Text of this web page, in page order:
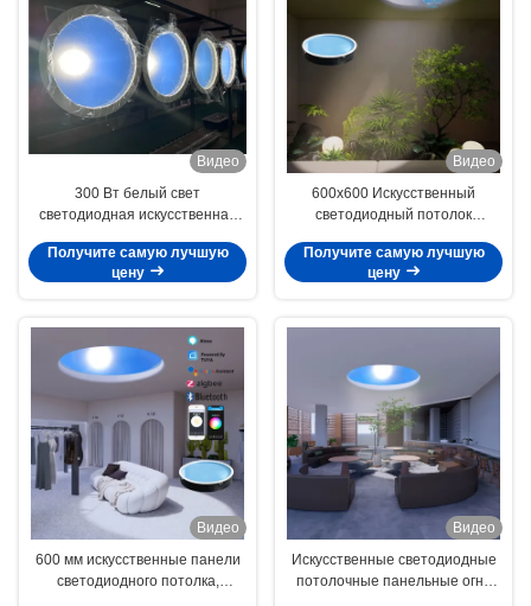
Видео
300 Вт белый свет
светодиодная искусственная
напряжением 100-240 В и
источником светодиода
Получите самую лучшую
цену
Видео
600x600 Искусственный
светодиодный потолок
комплектом Apple
Получите самую лучшую
цену
Видео
600 мм искусственные панели
светодиодного потолка,
Видео
Искусственные светодиодные
потолочные панельные огни